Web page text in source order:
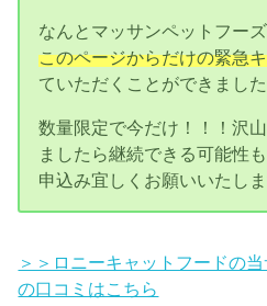
なんとマッサンペットフー
このページからだけの緊急
ていただくことができました
数量限定で今だけ！！！沢
ましたら継続できる可能性
申込み宜しくお願いいたしま
＞＞ロニーキャットフードの
の口コミはこちら